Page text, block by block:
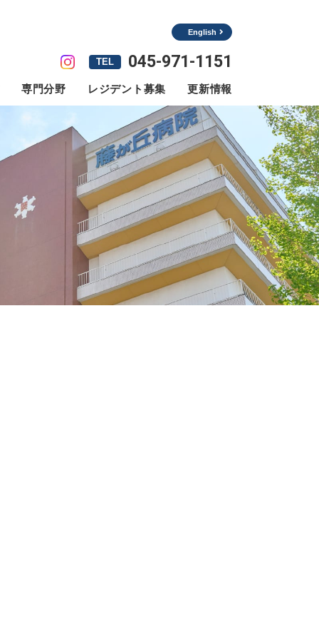
English
TEL 045-971-1151
専門分野 レジデント募集 更新情報